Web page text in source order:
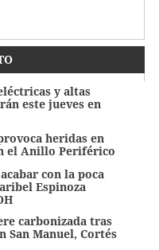
y altas
este jueves en
heridas en
el Anillo Periférico
con la poca
Espinoza
carbonizada tras
San Manuel, Cortés